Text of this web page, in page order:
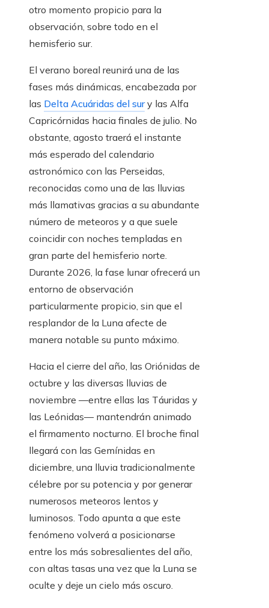
otro momento propicio para la
observación, sobre todo en el
hemisferio sur.
El verano boreal reunirá una de las
fases más dinámicas, encabezada por
las Delta Acuáridas del sury las Alfa
Capricórnidas hacia finales de julio. No
obstante, agosto traerá el instante
más esperado del calendario
astronómico con las Perseidas,
reconocidas como una de las lluvias
más llamativas gracias a su abundante
número de meteoros y a que suele
coincidir con noches templadas en
gran parte del hemisferio norte.
Durante 2026, la fase lunar ofrecerá un
entorno de observación
particularmente propicio, sin que el
resplandor de la Luna afecte de
manera notable su punto máximo.
Hacia el cierre del año, las Oriónidas de
octubre y las diversas lluvias de
noviembre —entre ellas las Táuridas y
las Leónidas— mantendrán animado
el firmamento nocturno. El broche final
llegará con las Gemínidas en
diciembre, una lluvia tradicionalmente
célebre por su potencia y por generar
numerosos meteoros lentos y
luminosos. Todo apunta a que este
fenómeno volverá a posicionarse
entre los más sobresalientes del año,
con altas tasas una vez que la Luna se
oculte y deje un cielo más oscuro.